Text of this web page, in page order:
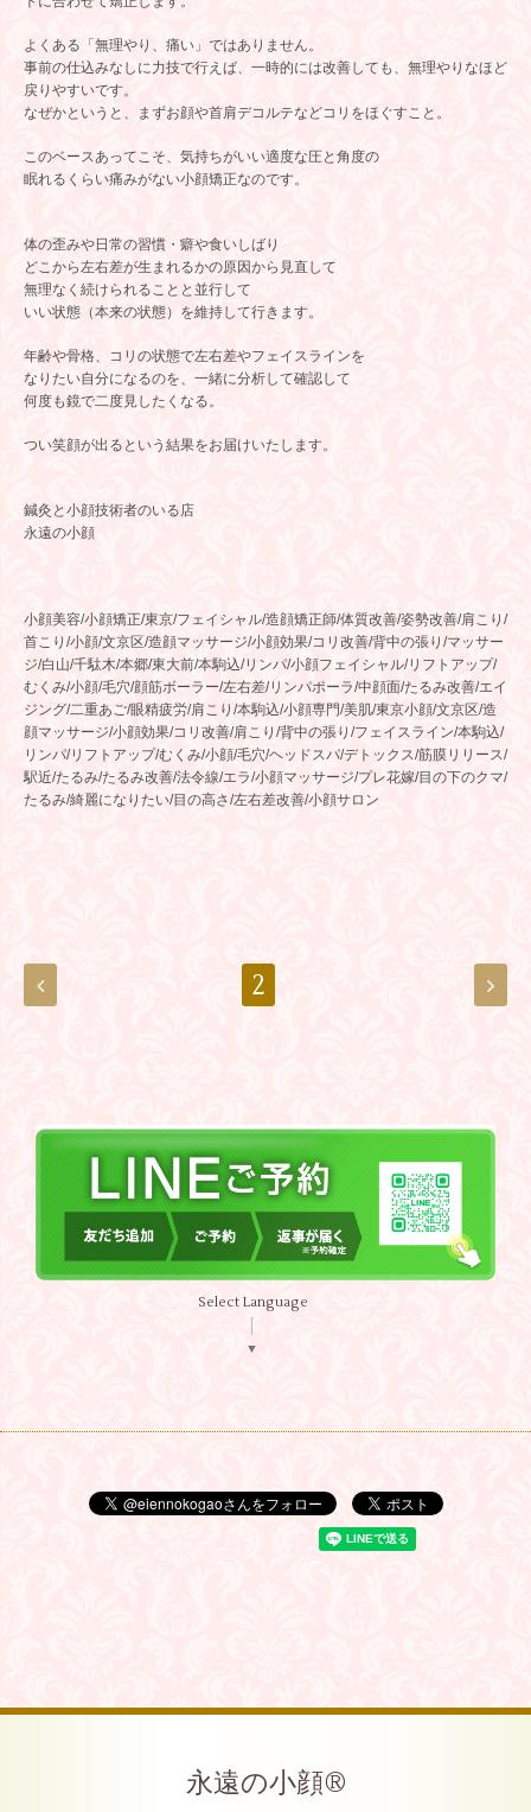
よくある「無理やり、痛い」ではありません。
事前の仕込みなしに力技で行えば、一時的には改善しても、無理やりなほど
戻りやすいです。
なぜかというと、まずお顔や首肩デコルテなどコリをほぐすこと。
このベースあってこそ、気持ちがいい適度な圧と角度の
眠れるくらい痛みがない小顔矯正なのです。
体の歪みや日常の習慣・癖や食いしばり
どこから左右差が生まれるかの原因から見直して
無理なく続けられることと並行して
いい状態（本来の状態）を維持して行きます。
年齢や骨格、コリの状態で左右差やフェイスラインを
なりたい自分になるのを、一緒に分析して確認して
何度も鏡で二度見したくなる。
つい笑顔が出るという結果をお届けいたします。
鍼灸と小顔技術者のいる店
永遠の小顔
小顔美容/小顔矯正/東京/フェイシャル/造顔矯正師/体質改善/姿勢改善/肩こり/
首こり/小顔/文京区/造顔マッサージ/小顔効果/コリ改善/背中の張り/マッサー
ジ/白山/千駄木/本郷/東大前/本駒込/リンパ/小顔フェイシャル/リフトアップ/
むくみ/小顔/毛穴/顔筋ボーラー/左右差/リンパポーラ/中顔面/たるみ改善/エイ
ジング/二重あご/眼精疲労/肩こり/本駒込/小顔専門/美肌/東京小顔/文京区/造
顔マッサージ/小顔効果/コリ改善/肩こり/背中の張り/フェイスライン/本駒込/
リンパ/リフトアップ/むくみ/小顔/毛穴/ヘッドスパ/デトックス/筋膜リリース/
駅近/たるみ/たるみ改善/法令線/エラ/小顔マッサージ/プレ花嫁/目の下のクマ/
たるみ/綺麗になりたい/目の高さ/左右差改善/小顔サロン
2
Select Language
▼
永遠の小顔®︎